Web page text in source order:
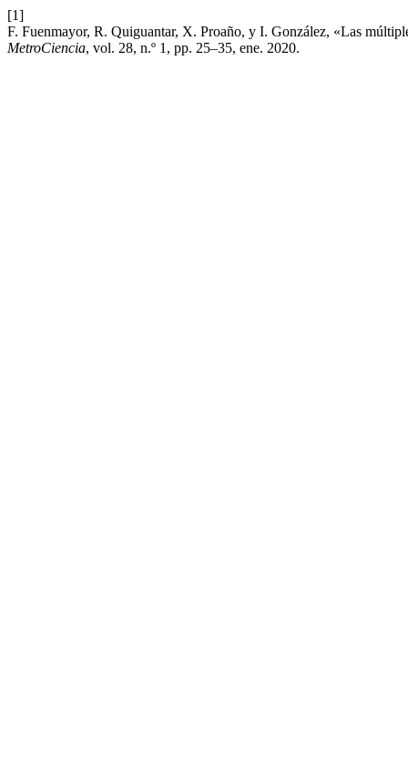
[1]
F. Fuenmayor, R. Quiguantar, X. Proaño, y I. González, «Las
MetroCiencia, vol. 28, n.º 1, pp. 25–35, ene. 2020.